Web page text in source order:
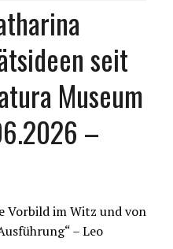
seit
Museum
–
Vorbild im Witz und von
– Leo